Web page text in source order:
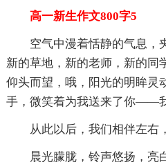
高一新生作文800字5
空气中漫着恬静的气息，夹
新的草地，新的老师，新的
仰头而望，哦，阳光的明眸灵
手，微笑着为我送来了你——
从此以后，我们相伴左右
晨光朦胧，铃声悠扬，亮